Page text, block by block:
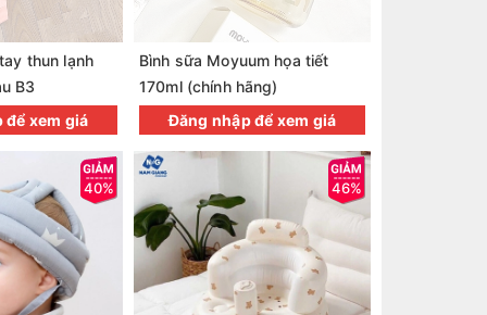
thun lạnh
B3
để xem giá
40%
Bình sữa Moyuum họa tiết
170ml (chính hãng)
Đăng nhập để xem giá
46%